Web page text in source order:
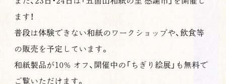
ます！
普段は体験できない和紙のワークショップや、飲食等
の販売を予定しています。
和紙製品が10% オフ、開催中の「ちぎり絵展」も無料で
ご覧いただけます。